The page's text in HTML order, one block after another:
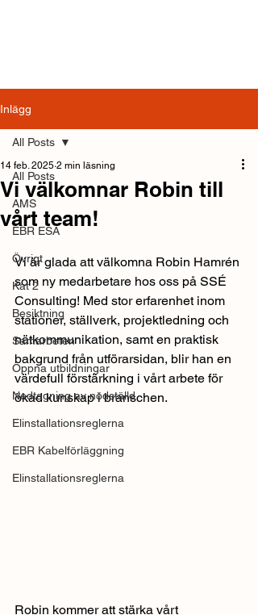
Inlägg
All Posts
AMS
EBR ESA
Övrigt
Kat 2
Besiktning
Samarbeten
Öppna utbildningar
Nedtagning av nödställd
Elinstallationsreglerna
EBR Kabelförläggning
Elinstallationsreglerna
All Posts
Vi välkomnar Robin till
vårt team!
14 feb. 2025 2 min läsning
Vi är glada att välkomna Robin Hamrén
som ny medarbetare hos oss på SSÉ
Consulting! Med stor erfarenhet inom
stationer, ställverk, projektledning och
nätkommunikation, samt en praktisk
bakgrund från utförarsidan, blir han en
värdefull förstärkning i vårt arbete för
ökad kunskap i branschen.
Robin kommer att stärka vårt